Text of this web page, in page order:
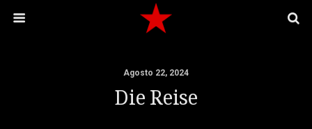
Agosto 22, 2024
Die Reise